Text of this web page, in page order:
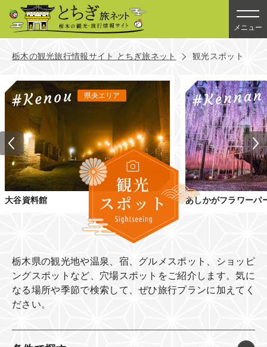
メニュー
栃木の観光旅行情報サイト とちぎ旅ネット 観光スポット
県央エリア
大谷資料館 あしかがフラワーパ
栃木県の観光地や温泉、宿、グルメスポット、ショッピ
ングスポットなど、穴場スポットをご紹介します。気に
なる場所や季節で検索して、ぜひ旅行プランに加えてく
ださい。